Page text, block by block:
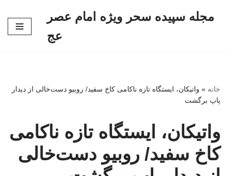
مجله سپیده سحر ویژه امام عصر
عج
خانه » واتیکان، ایستگاه تازه ناکامی کاخ سفید/ روبیو دست‌خالی از دیدار
پاپ برگشت
واتیکان، ایستگاه تازه ناکامی
کاخ سفید/ روبیو دست‌خالی